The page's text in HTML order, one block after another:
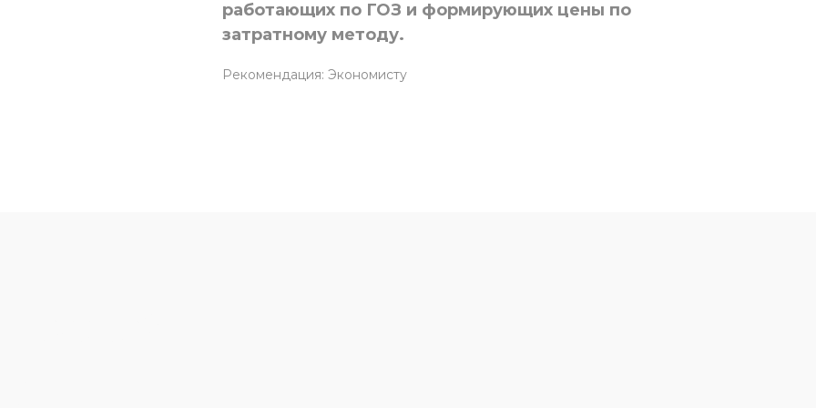
работающих по ГОЗ и формирующих цены по
затратному методу.
Рекомендация: Экономисту